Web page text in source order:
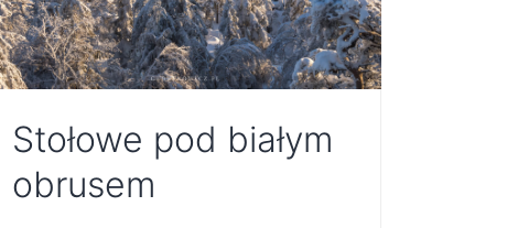
Stołowe pod białym
obrusem